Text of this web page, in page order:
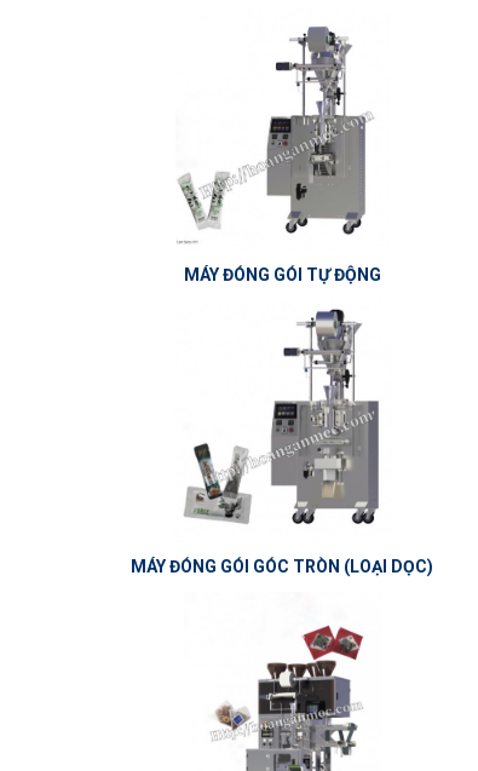
MÁY ĐÓNG GÓI TỰ ĐỘNG
MÁY ĐÓNG GÓI GÓC TRÒN (LOẠI DỌC)